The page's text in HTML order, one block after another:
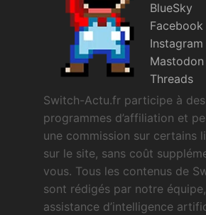
BlueSky
Facebook
Instagram
Mastodon
Threads
Switch-Actu.fr participe à des
programmes d’affiliation et
une commission sur certains
sur le site, sans coût
vous. Tous les contenus de
sont rédigés par notre
assistance d’intelligence